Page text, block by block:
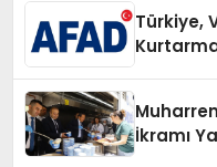
Türkiye,
İkramı